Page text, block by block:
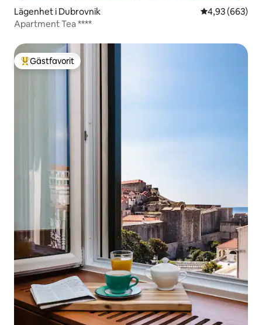
Lägenhet i Dubrovnik 4,93 av 5 i
4,93 (663)
Apartment Tea ****
Populär gästfavorit
Gästfavorit